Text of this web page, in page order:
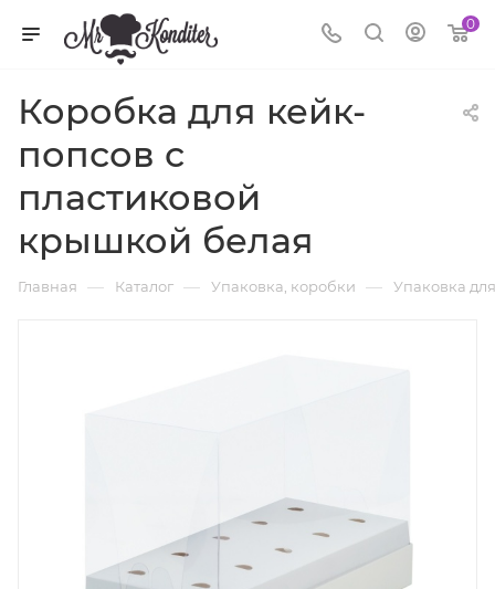
0
Коробка для кейк-
попсов с
пластиковой
крышкой белая
Главная — Каталог — Упаковка, коробки — Упаковка